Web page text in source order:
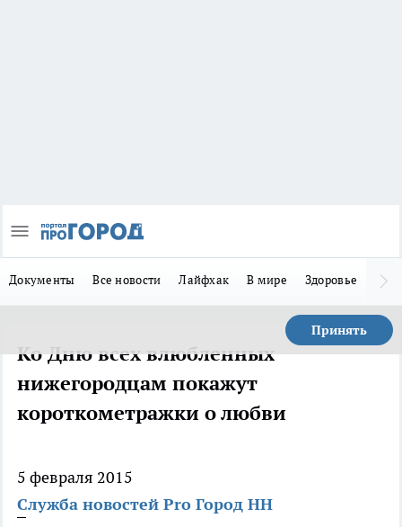
Документы Все новости Лайфхак В мире Здоровье
Принять
Ко Дню всех влюбленных
нижегородцам покажут
короткометражки о любви
5 февраля 2015
Служба новостей Pro Город НН